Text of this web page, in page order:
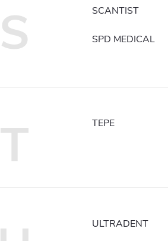
S SCANTIST
SPD MEDICAL
T TEPE
ULTRADENT